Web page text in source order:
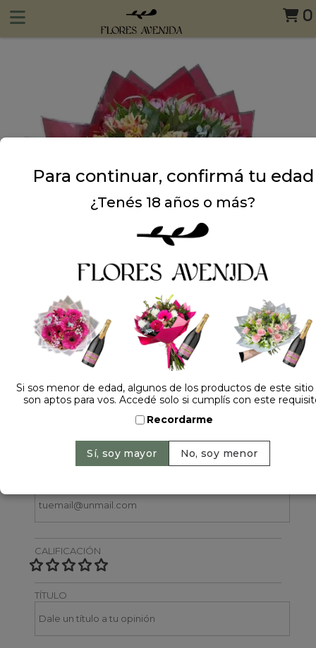
0
1 opinión +
Dejá tu opinión
CALIFICACIÓN
TÍTULO
Para continuar, confirmá tu edad
¿Tenés 18 años o más?
Si sos menor de edad, algunos de los productos de este
son aptos para vos. Accedé solo si cumplís con este
Recordarme